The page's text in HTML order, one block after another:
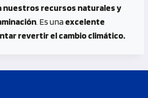
nuestros recursos naturalesy
. Es unaexcelente
revertir el cambio climático.